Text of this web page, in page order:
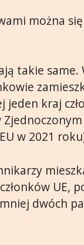
można
takie same.
jeden kraj
w 2021
UE,
dwóch